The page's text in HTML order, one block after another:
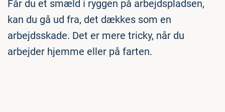
Får du et smæld i ryggen på arbejdspladsen,
kan du gå ud fra, det dækkes som en
arbejdsskade. Det er mere tricky, når du
arbejder hjemme eller på farten.